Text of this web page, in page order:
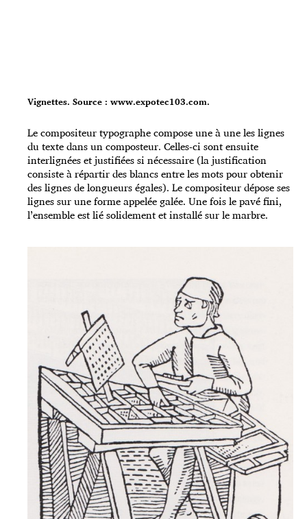
Vignettes. Source : www.expotec103.com.
Le compositeur typographe compose une à une les lignes
du texte dans un composteur. Celles-ci sont ensuite
interlignées et justifiées si nécessaire (la justification
consiste à répartir des blancs entre les mots pour obtenir
des lignes de longueurs égales). Le compositeur dépose ses
lignes sur une forme appelée galée. Une fois le pavé fini,
l’ensemble est lié solidement et installé sur le marbre.